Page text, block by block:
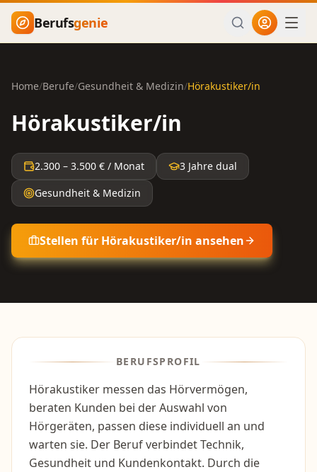
Zum Hauptinhalt springen
Berufsgenie
Home/Berufe/Gesundheit & Medizin/Hörakustiker/in
Hörakustiker/in
2.300 – 3.500 € / Monat
3 Jahre dual
Gesundheit & Medizin
Stellen für Hörakustiker/in ansehen
BERUFSPROFIL
Hörakustiker messen das Hörvermögen,
beraten Kunden bei der Auswahl von
Hörgeräten, passen diese individuell an und
warten sie. Der Beruf verbindet Technik,
Gesundheit und Kundenkontakt. Durch die